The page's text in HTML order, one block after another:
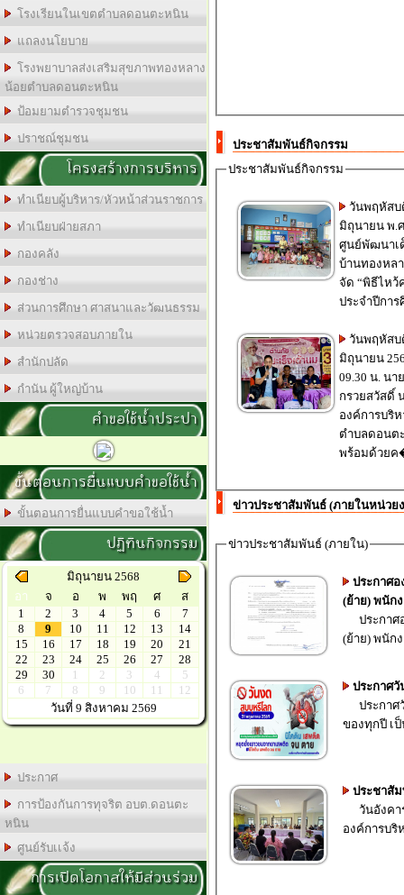
โรงเรียนในเขตตำบลดอนตะหนิน
แถลงนโยบาย
โรงพยาบาลส่งเสริมสุขภาพทองหลาง
น้อยตำบลดอนตะหนิน
ป้อมยามตำรวจชุมชน
ปราชณ์ชุมชน
โครงสร้างการบริหาร
ทำเนียบผู้บริหาร/หัวหน้าส่วนราชการ
ทำเนียบฝ่ายสภา
กองคลัง
กองช่าง
ส่วนการศึกษา ศาสนาและวัฒนธรรม
หน่วยตรวจสอบภายใน
สำนักปลัด
กำนัน ผู้ใหญ่บ้าน
คำขอใช้น้ำประปา
ขั้นตอนการยื่นแบบคำขอใช้น้ำ
ขั้นตอนการยื่นแบบคำขอใช้น้ำ
ปฏิทินกิจกรรม
มิถุนายน 2568
อา
จ อ พ พฤ ศ
ส
1
2 3 4 5 6
7
8
9 10 11 12 13
14
15
16 17 18 19 20
21
22
23 24 25 26 27
28
29
30 1 2 3 4
5
6
7 8 9 10 11
12
วันที่ 9 สิงหาคม 2569
ประกาศ
การป้องกันการทุจริต อบต.ดอนตะ
หนิน
ศูนย์รับเเจ้ง
การเปิดโอกาสให้มีส่วนร่วม
ประชาสัมพันธ์กิจกรรม
ประชาสัมพันธ์กิจกรรม
มิถุนายน พ.ศ
ศูนย์พัฒนาเ
บ้านทองหลาง
จัด “พิธีไหว้
ประจำปีกา
วันพฤหัสบ
มิถุนายน 2569 เ
09.30 น. นายอำนาจ
กรวยสวัสดิ์
องค์การบริ
ตำบลดอนต
พร้อมด้วยค
ข่าวประชาสัมพันธ์ (ภายในหน่วย
ข่าวประชาสัมพันธ์ (ภายใน)
ประกาศ
(ย้าย) พนัก
ประกาศอ
(ย้าย) พนัก
ประกาศวั
ของทุกปี เ
ประชาสั
วันอังคาร
องค์การบริ